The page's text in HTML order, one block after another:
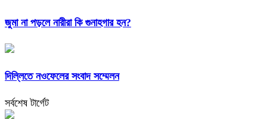
জুমা না পড়লে নারীরা কি গুনাহগার হন?
দিল্লিতে নওফেলের সংবাদ সম্মেলন
সর্বশেষ টার্গেট